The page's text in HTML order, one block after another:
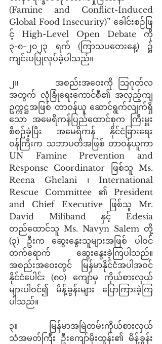
(Famine and Conflict-Induced
Global Food Insecurity)” ခေါင်းစဉ်ဖြ
င့် High-Level Open Debate ကို
၃-၈-၂၀၂၃ ရက် (ကြာသပတေးနေ့) ၌
ကျင်းပပြုလုပ်ခဲ့ပါသည်။
၂။       အစည်းအဝေးကို သြဂုတ်လ
အတွက် လုံခြုံရေးကောင်စီ၏ အလှည့်ကျ
ဥက္ကဋ္ဌအဖြစ် တာဝန်ယူ ဆောင်ရွက်လျက်ရှိ
သော အမေရိကန်ပြည်ထောင်စုက ကြီးမှူး
စီစဉ်ခဲ့ပြီး အမေရိကန် နိုင်ငံခြားရေး
ဝန်ကြီးက သဘာပတိအဖြစ် တာဝန်ယူကာ
UN Famine Prevention and
Response Coordinator ဖြစ်သူ Ms.
Reena Ghelani ၊ International
Rescue Committee ၏ President
and Chief Executive ဖြစ်သူ Mr.
David Miliband နှင့် Edesia
တည်ထောင်သူ Ms. Navyn Salem တို့
(၃) ဦးက ဆွေးနွေးသူများအဖြစ် ပါဝင်
တက်ရောက် ဆွေးနွေးခဲ့ကြပါသည်။
အစည်းအဝေးတွင် မြန်မာနိုင်ငံအပါအဝင်
နိုင်ငံပေါင်း (၈၀) ကျော်မှ ကိုယ်စားလှယ်
များပါဝင်၍ မိန့်ခွန်းများ ပြောကြားခဲ့ကြ
ပါသည်။
၃။       မြန်မာအမြဲတမ်းကိုယ်စားလှယ်
သံအမတ်ကြီး ဦးကျော်မိုးထွန်း၏ မိန့်ခွန်း